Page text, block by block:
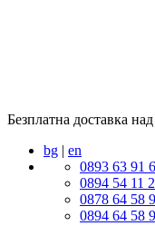
Безплатна доставка
bg | en
0893 63 91
0894 54 11
0878 64 58
0894 64 58